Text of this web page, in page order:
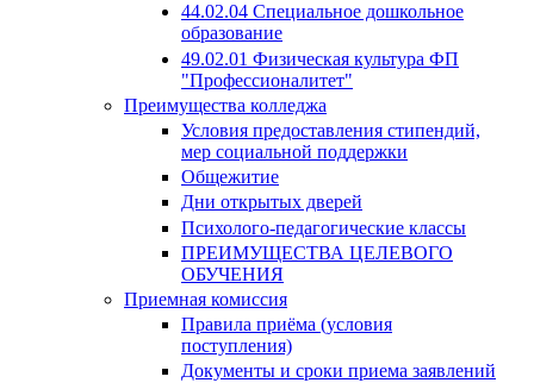
44.02.04 Специальное дошкольное
образование
49.02.01 Физическая культура ФП
"Профессионалитет"
Преимущества колледжа
Условия предоставления стипендий,
мер социальной поддержки
Общежитие
Дни открытых дверей
Психолого-педагогические классы
ПРЕИМУЩЕСТВА ЦЕЛЕВОГО
ОБУЧЕНИЯ
Приемная комиссия
Правила приёма (условия
поступления)
Документы и сроки приема заявлений